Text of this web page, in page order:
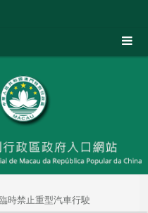
時禁止重型汽車行駛